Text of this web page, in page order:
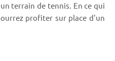
terrain de tennis. En ce qui
profiter sur place d'un